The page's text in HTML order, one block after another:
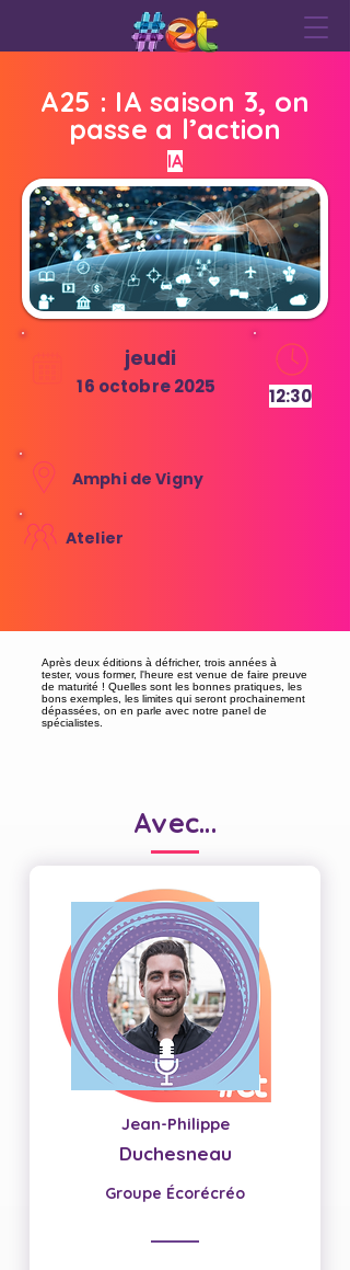
A25 : IA saison 3, on
passe a l’action
IA
jeudi
16 octobre 2025 12:30
Amphi de Vigny
Atelier
Après deux éditions à défricher, trois années à
tester, vous former, l'heure est venue de faire preuve
de maturité ! Quelles sont les bonnes pratiques, les
bons exemples, les limites qui seront prochainement
dépassées, on en parle avec notre panel de
spécialistes.
Avec...
Jean-Philippe
Duchesneau
Groupe Écorécréo